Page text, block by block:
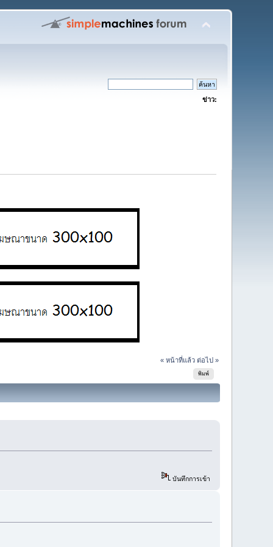
ข่าว:
« หน้าที่แล้ว ต่อไป »
พิมพ์
บันทึกการเข้า